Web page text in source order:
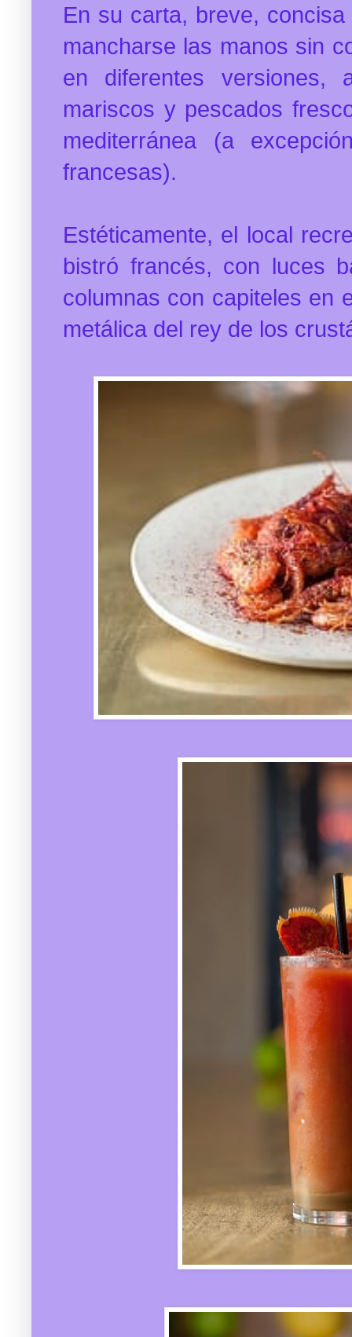
En su carta, breve,
mancharse las manos sin
en diferentes versiones,
mariscos y pescados
mediterránea (a
francesas).
Estéticamente, el local
bistró francés, con luces
columnas con capiteles en
metálica del rey de los